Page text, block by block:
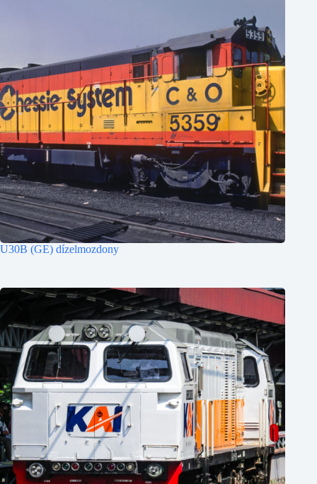
U30B (GE) dízelmozdony